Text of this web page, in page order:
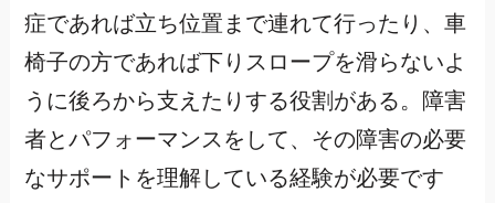
症であれば立ち位置まで連れて行ったり、車
椅子の方であれば下りスロープを滑らないよ
うに後ろから支えたりする役割がある。障害
者とパフォーマンスをして、その障害の必要
なサポートを理解している経験が必要です